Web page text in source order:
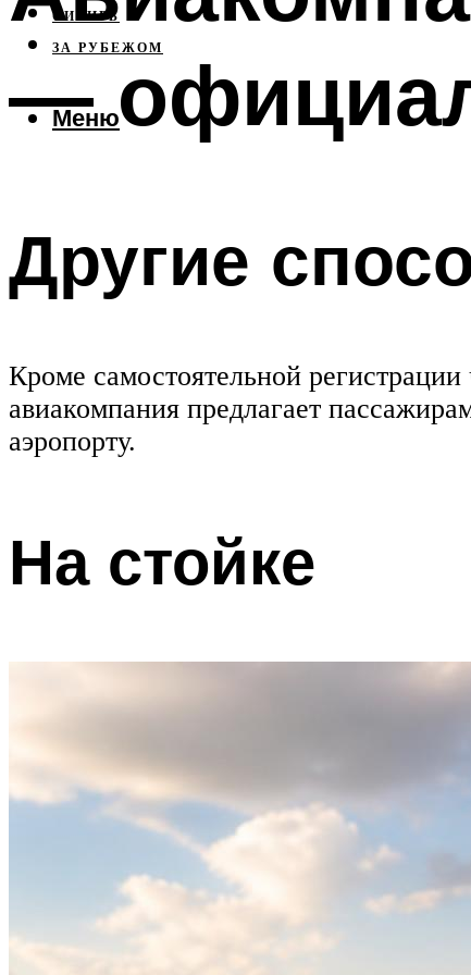
СИБИРЬ
ЗА РУБЕЖОМ
Меню
—
Другие
Кроме самостоятельной
авиакомпания предлагает
аэропорту.
На стойке